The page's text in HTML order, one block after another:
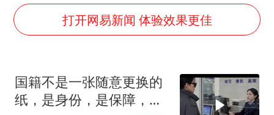
女孩摆摊卖菌子时收到北大通知书
曝美拒绝乌增购“爱国者”导弹请求
改名后的“青海拉面”店
女孩南太行山失联超11天 直击搜寻
打开网易新闻 体验效果更佳
国籍不是一张随意更换的
纸，是身份，是保障，是